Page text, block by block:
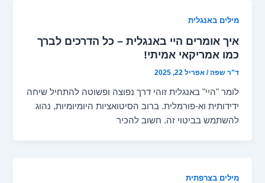
מילים באנגלית
איך אומרים היי באנגלית – כל הדרכים לברך
כמו אמריקאי אמיתי!
ד"ר שפה/אפריל 22, 2025
לומר "היי" באנגלית זוהי דרך נפוצה ופשוטה להתחיל שיחה
ידידותית וא-פורמלית. ברוב הסיטואציות היומיומיות, נהוג
להשתמש בביטוי זה. חשוב להכיר
מילים בצרפתית